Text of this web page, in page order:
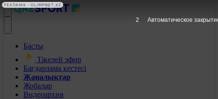
Басты
Тікелей эфир
Бағдарлама кестесі
Жаңалықтар
Жобалар
Видеоархив
1 Автоматическое
РЕКЛАМА • OLIMPBET.KZ